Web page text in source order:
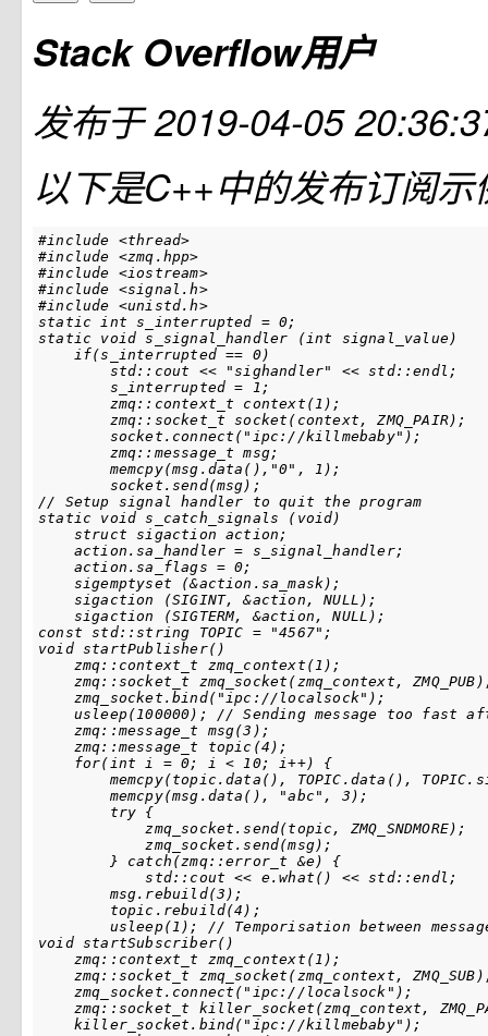
Stack Overflow用户
发布于2019-04-05
以下是C++中的发布订阅示
#include <thread>
#include <zmq.hpp>
#include <iostream>
#include <signal.h>
#include <unistd.h>
static int s_interrupted = 0;
static void s_signal_handler (int signal_value)
    if(s_interrupted == 0)
        std::cout << "sighandler" << std::endl;
        s_interrupted = 1;
        zmq::context_t context(1);
        zmq::socket_t socket(context, ZMQ_PAIR);
        socket.connect("ipc://killmebaby");
        zmq::message_t msg;
        memcpy(msg.data(),"0", 1);
        socket.send(msg);
// Setup signal handler to quit the program
static void s_catch_signals (void)
    struct sigaction action;
    action.sa_handler = s_signal_handler;
    action.sa_flags = 0;
    sigemptyset (&action.sa_mask);
    sigaction (SIGINT, &action, NULL);
    sigaction (SIGTERM, &action, NULL);
const std::string TOPIC = "4567";
void startPublisher()
    zmq::context_t zmq_context(1);
zmq::socket_t zmq_socket(zmq_context,
    zmq_socket.bind("ipc://localsock");
usleep(100000); // Sending message too fast
    zmq::message_t msg(3);
    zmq::message_t topic(4);
    for(int i = 0; i < 10; i++) {
memcpy(topic.data(), TOPIC.data(),
        memcpy(msg.data(), "abc", 3);
        try {
            zmq_socket.send(topic, ZMQ_SNDMORE);
            zmq_socket.send(msg);
        } catch(zmq::error_t &e) {
            std::cout << e.what() << std::endl;
        msg.rebuild(3);
        topic.rebuild(4);
usleep(1); // Temporisation between
void startSubscriber()
    zmq::context_t zmq_context(1);
zmq::socket_t zmq_socket(zmq_context,
    zmq_socket.connect("ipc://localsock");
zmq::socket_t killer_socket(zmq_context,
    killer_socket.bind("ipc://killmebaby");